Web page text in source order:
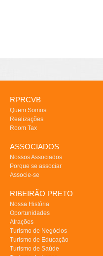
RPRCVB
Quem Somos
Realizações
Room Tax
ASSOCIADOS
Nossos Associados
Porque se associar
Associe-se
RIBEIRÃO PRETO
Nossa História
Oportunidades
Atrações
Turismo de Negócios
Turismo de Educação
Turismo de Saúde